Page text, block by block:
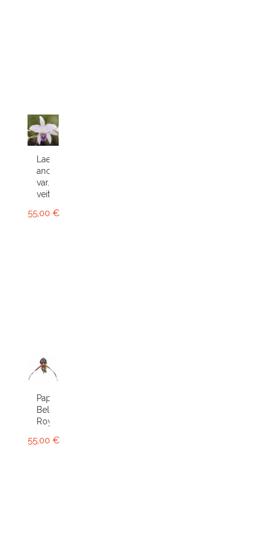
Laelia
anceps
var.
veitchiana
55,00 €
Paphiopedilum
Bel
Royal
55,00 €